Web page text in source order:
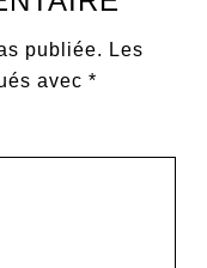
publiée. Les
avec*